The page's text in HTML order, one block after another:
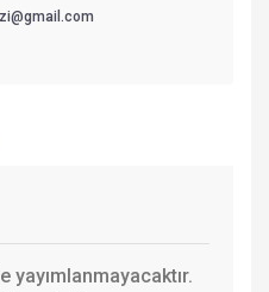
yayımlanmayacaktır.